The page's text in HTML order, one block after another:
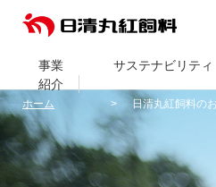
事業
紹介
サステナビリティ
ホーム 日清丸紅飼料の